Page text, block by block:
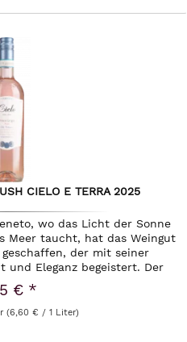
CIELO E TERRA 2025
wo das Licht der Sonne
Meer taucht, hat das Weingut
geschaffen, der mit seiner
und Eleganz begeistert. Der
€ *
(6,60 € / 1 Liter)